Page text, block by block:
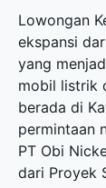
Lowongan
ekspansi
yang
mobil listrik
berada di
permintaan
PT Obi
dari Proyek